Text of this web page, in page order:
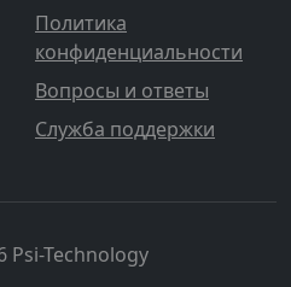
Политика
конфиденциальности
Вопросы и ответы
Служба поддержки
Psi-Technology